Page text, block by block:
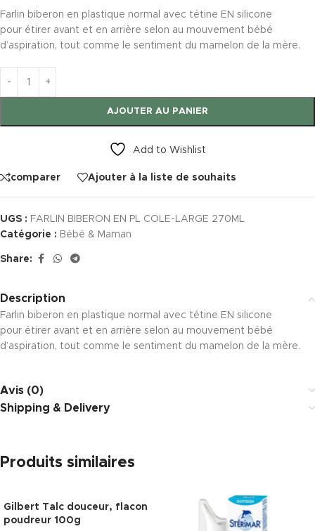
Farlin biberon en plastique normal avec tétine EN silicone
pour étirer avant et en arrière selon au mouvement bébé
d’aspiration, tout comme le sentiment du mamelon de la mère.
AJOUTER AU PANIER
Add to Wishlist
comparer Ajouter à la liste de souhaits
UGS : FARLIN BIBERON EN PL COLE-LARGE 270ML
Catégorie : Bébé & Maman
Share:
Description
Farlin biberon en plastique normal avec tétine EN silicone
pour étirer avant et en arrière selon au mouvement bébé
d’aspiration, tout comme le sentiment du mamelon de la mère.
Avis (0)
Shipping & Delivery
Produits similaires
Gilbert Talc douceur, flacon
poudreur 100g